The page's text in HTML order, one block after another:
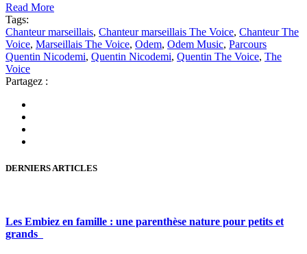
Read More
Tags:
Chanteur marseillais, Chanteur marseillais The Voice, Chanteur The
Voice, Marseillais The Voice, Odem, Odem Music, Parcours
Quentin Nicodemi, Quentin Nicodemi, Quentin The Voice, The
Voice
Partagez :
DERNIERS ARTICLES
Les Embiez en famille : une parenthèse nature pour petits et
grands